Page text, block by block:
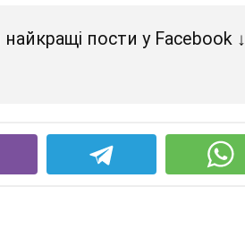
пости у Facebook ↓